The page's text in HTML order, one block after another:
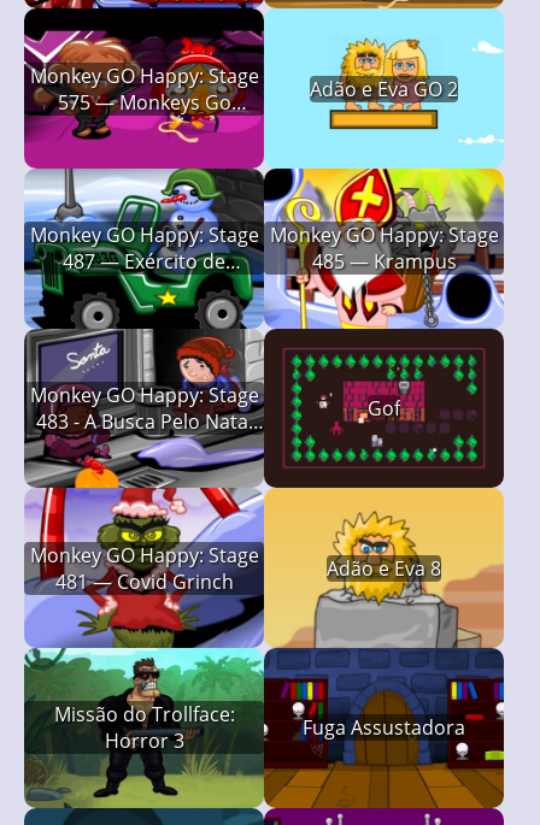
Monkey GO Happy: Stage
575 — Monkeys Go
Halloween
Adão e Eva GO 2
Monkey GO Happy: Stage
487 — Exército de
Bonecos de Neve
Monkey GO Happy: Stage
485 — Krampus
Monkey GO Happy: Stage
483 - A Busca Pelo Natal
Verdadeiro
Gof
Monkey GO Happy: Stage
481 — Covid Grinch
Adão e Eva 8
Missão do Trollface:
Horror 3
Fuga Assustadora